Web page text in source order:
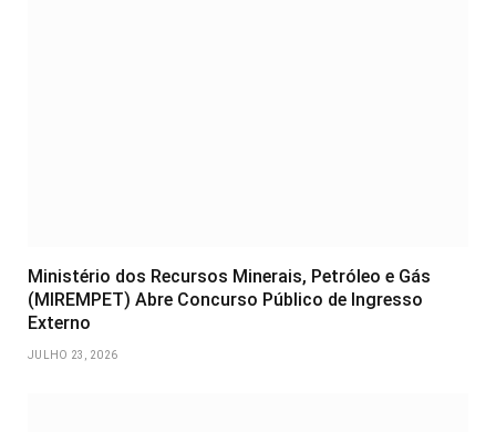
Ministério dos Recursos Minerais, Petróleo e Gás
(MIREMPET) Abre Concurso Público de Ingresso
Externo
JULHO 23, 2026